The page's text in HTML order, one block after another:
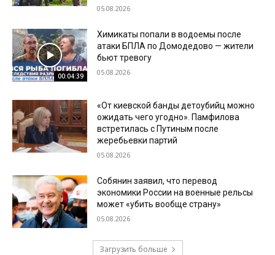
05.08.2026
00:04:39
Химикаты попали в водоемы после
атаки БПЛА по Домодедово — жители
бьют тревогу
05.08.2026
«От киевской банды детоубийц можно
ожидать чего угодно». Памфилова
встретилась с Путиным после
жеребьевки партий
05.08.2026
Собянин заявил, что перевод
экономики России на военные рельсы
может «убить вообще страну»
05.08.2026
Загрузить больше